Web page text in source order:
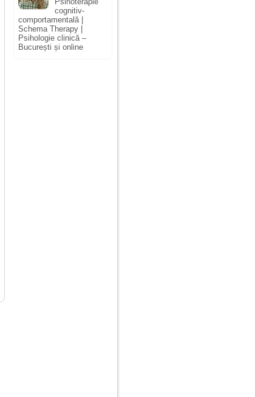
cognitiv-
comportamentală |
Schema Therapy |
Psihologie clinică –
București și online